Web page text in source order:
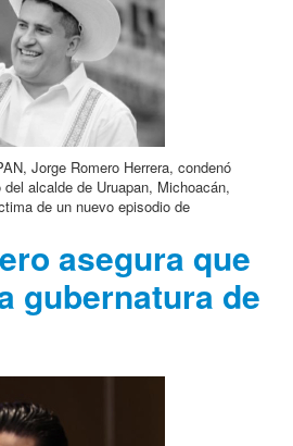
Jorge Romero Herrera, condenó
alcalde de Uruapan, Michoacán,
de un nuevo episodio de
asegura que
gubernatura de